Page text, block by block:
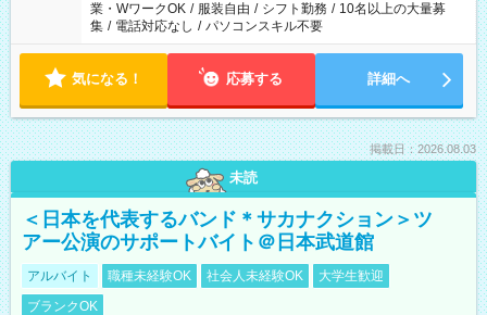
業・WワークOK / 服装自由 / シフト勤務 / 10名以上の大量募
集 / 電話対応なし / パソコンスキル不要
気になる！ 応募する 詳細へ
掲載日：2026.08.03
未読
＜日本を代表するバンド＊サカナクション＞ツ
アー公演のサポートバイト＠日本武道館
アルバイト 職種未経験OK 社会人未経験OK
大学生歓迎
ブランクOK